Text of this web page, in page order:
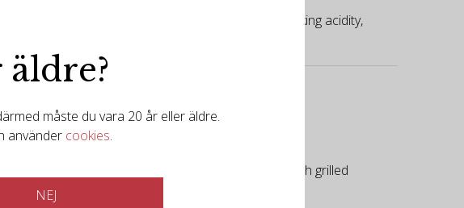
bright and precise, with crisp fruit notes, a striking acidity,
the eagerness of a new puppy. Savory herbs with grilled
måste du vara 20 år eller äldre.
använder cookies.
NEJ